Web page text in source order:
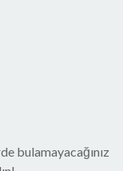
bulamayacağınız